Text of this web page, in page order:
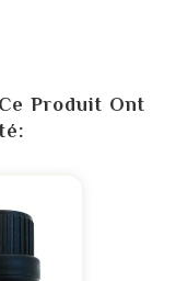
Produit Ont